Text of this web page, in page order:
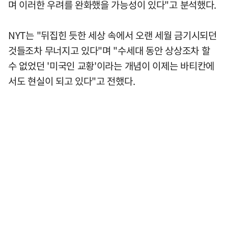
며 이러한 우려를 완화했을 가능성이 있다"고 분석했다.
NYT는 "뒤집힌 듯한 세상 속에서 오랜 세월 금기시되던
것들조차 무너지고 있다"며 "수세대 동안 상상조차 할
수 없었던 '미국인 교황'이라는 개념이 이제는 바티칸에
서도 현실이 되고 있다"고 전했다.